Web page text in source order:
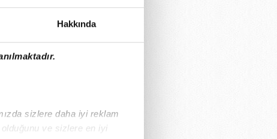
Hakkında
sizlere daha iyi reklam
ve sizlere en iyi